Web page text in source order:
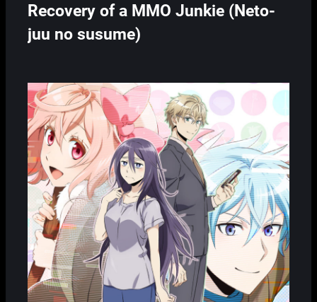
Recovery of a MMO Junkie (Neto-
juu no susume)